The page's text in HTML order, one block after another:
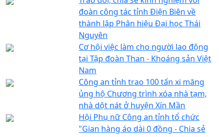
đoàn công tác tỉnh Điện Biên về
thành lập Phân hiệu Đại học Thái
Nguyên
Cơ hội việc làm cho người lao động
tại Tập đoàn Than - Khoáng sản Việt
Nam
Công an tỉnh trao 100 tấn xi măng
ủng hộ Chương trình xóa nhà tạm,
nhà dột nát ở huyện Xín Mần
Hội Phụ nữ Công an tỉnh tổ chức
"Gian hàng áo dài 0 đồng - Chia sẻ